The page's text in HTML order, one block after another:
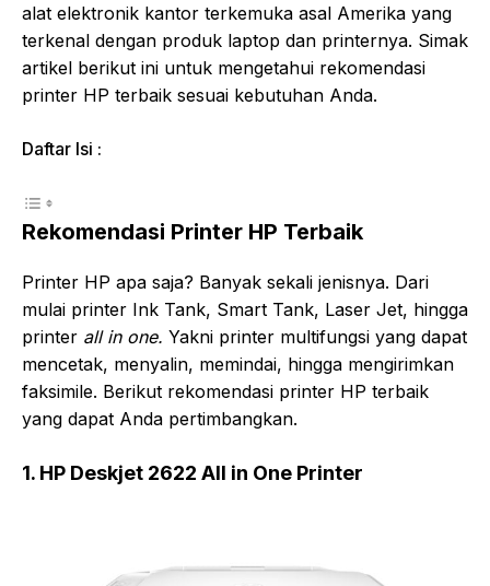
alat elektronik kantor terkemuka asal Amerika yang
terkenal dengan produk laptop dan printernya. Simak
artikel berikut ini untuk mengetahui rekomendasi
printer HP terbaik sesuai kebutuhan Anda.
Daftar Isi :
Rekomendasi Printer HP Terbaik
Printer HP apa saja? Banyak sekali jenisnya. Dari
mulai printer Ink Tank, Smart Tank, Laser Jet, hingga
printer all in one. Yakni printer multifungsi yang dapat
mencetak, menyalin, memindai, hingga mengirimkan
faksimile. Berikut rekomendasi printer HP terbaik
yang dapat Anda pertimbangkan.
1. HP Deskjet 2622 All in One Printer